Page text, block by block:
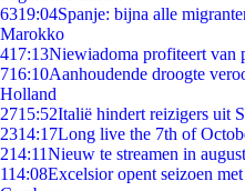
6319:04Spanje: bijna alle
Marokko
417:13Niewiadoma profiteert van
716:10Aanhoudende droogte
Holland
2715:52Italië hindert reizigers uit
2314:17Long live the 7th of
214:11Nieuw te streamen in
114:08Excelsior opent seizoen